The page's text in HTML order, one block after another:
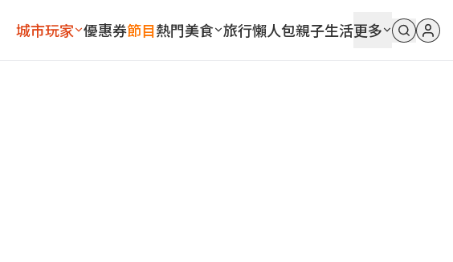
城市玩家 優惠券節目熱門美食 旅行懶人包親子生活更多